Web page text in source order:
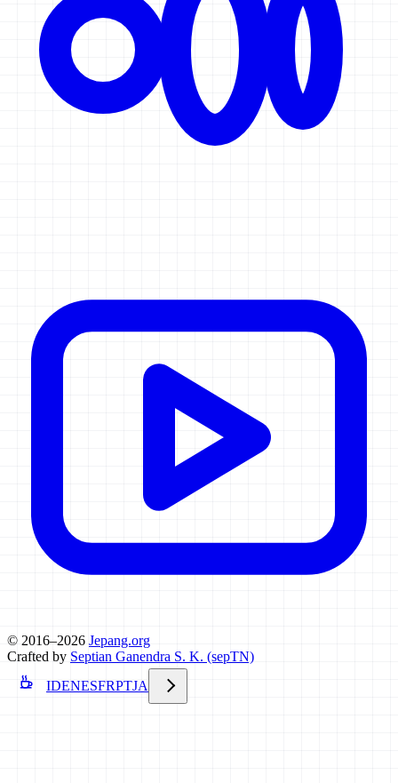
© 2016–2026 Jepang.org
Crafted by Septian Ganendra S. K. (sepTN)
IDENESFRPTJA